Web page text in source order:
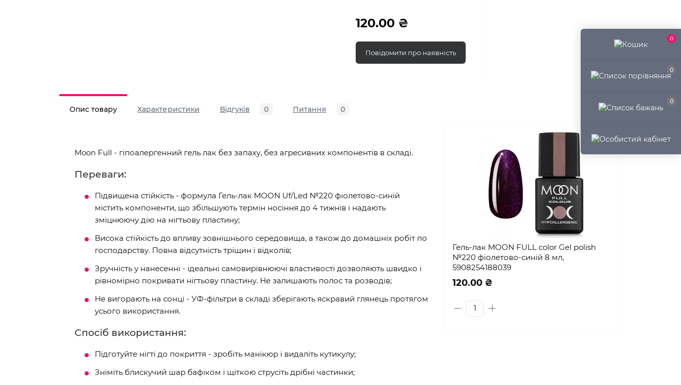
0
0
0
120.00 ₴
Повідомити про наявність
Опис товару Характеристики Відгуків 0 Питання 0
Moon Full - гіпоалергенний гель лак без запаху, без агресивних компонентів в складі.
Переваги:
Підвищена стійкість - формула Гель-лак MOON Uf/Led №220 фіолетово-синій
містить компоненти, що збільшують термін носіння до 4 тижнів і надають
зміцнюючу дію на нігтьову пластину;
Висока стійкість до впливу зовнішнього середовища, а також до домашніх робіт по
господарству. Повна відсутність тріщин і відколів;
Зручність у нанесенні - ідеальні самовирівнюючі властивості дозволяють швидко і
рівномірно покривати нігтьову пластину. Не залишають полос та розводів;
Не вигорають на сонці - УФ-фільтри в складі зберігають яскравий глянець протягом
усього використання.
Спосіб використання:
Підготуйте нігті до покриття - зробіть манікюр і видаліть кутикулу;
Зніміть блискучий шар бафіком і щіткою струсіть дрібні частинки;
Гель-лак MOON FULL color Gel polish
№220 фіолетово-синій 8 мл,
5908254188039
120.00 ₴